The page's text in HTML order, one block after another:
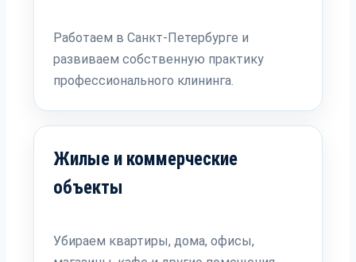
Работаем в Санкт-Петербурге и
развиваем собственную практику
профессионального клининга.
Жилые и коммерческие
объекты
Убираем квартиры, дома, офисы,